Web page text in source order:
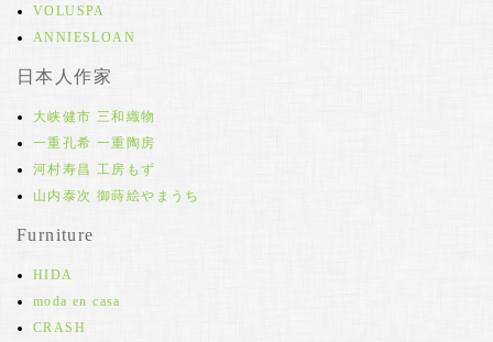
VOLUSPA
ANNIESLOAN
日本人作家
大峡健市 三和織物
一重孔希 一重陶房
河村寿昌 工房もず
山内泰次 御蒔絵やまうち
Furniture
HIDA
moda en casa
CRASH